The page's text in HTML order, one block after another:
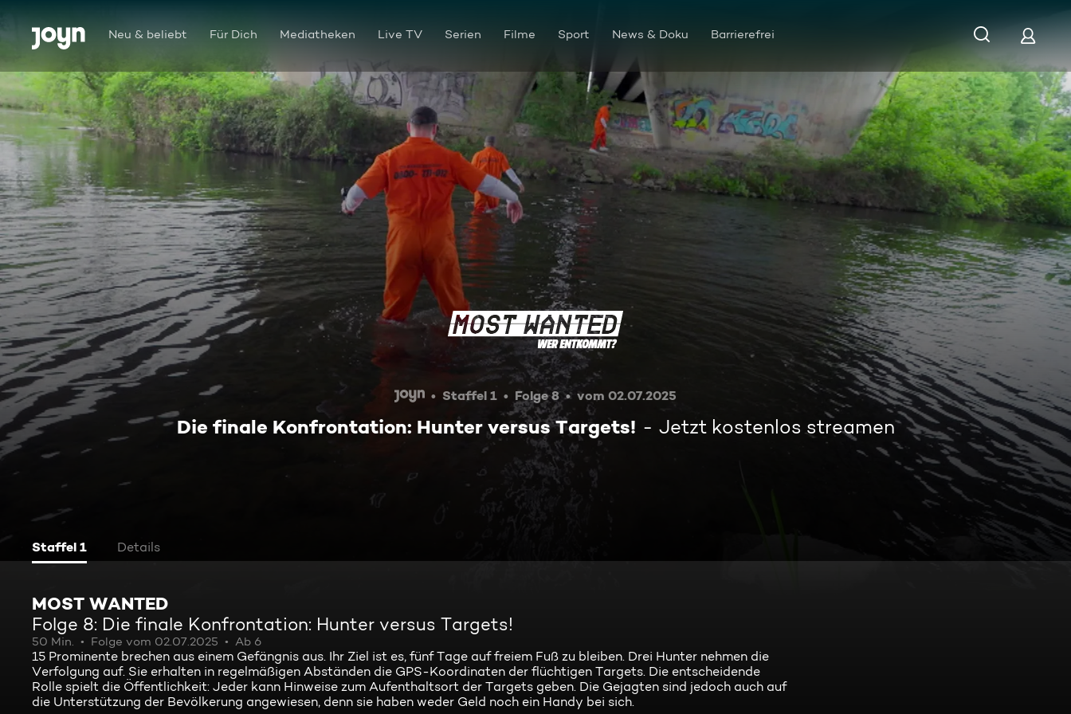
Zum Inhalt springen
Barrierefrei Neu & beliebt Für Dich Mediatheken Live TV Serien Filme Sport News & Doku Barrierefrei
Die finale Konfrontation: Hunter versus Targets!
Staffel 1 Folge 8 vom 02.07.2025
Die finale Konfrontation: Hunter versus Targets! Jetzt kostenlos streamen
Staffel 1 Details
MOST WANTED
Folge 8: Die finale Konfrontation: Hunter versus Targets!
50 Min. Folge vom 02.07.2025 Ab 6
15 Prominente brechen aus einem Gefängnis aus. Ihr Ziel ist es, fünf Tage auf freiem Fuß zu bleiben. Drei Hunter nehmen die
Verfolgung auf. Sie erhalten in regelmäßigen Abständen die GPS-Koordinaten der flüchtigen Targets. Die entscheidende
Rolle spielt die Öffentlichkeit: Jeder kann Hinweise zum Aufenthaltsort der Targets geben. Die Gejagten sind jedoch auch auf
die Unterstützung der Bevölkerung angewiesen, denn sie haben weder Geld noch ein Handy bei sich.